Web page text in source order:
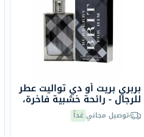
بربري بريت أو دي تواليت عطر
للرجال - رائحة خشبية فاخرة،
100 ملتوصيل مجانيغداً